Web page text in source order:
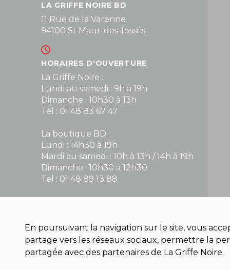
LA GRIFFE NOIRE BD
11 Rue de la Varenne
94100 St Maur-des-fossés
HORAIRES D'OUVERTURE
La Griffe Noire :
Lundi au samedi : 9h à 19h
Dimanche : 10h30 à 13h
Tel : 01 48 83 67 47
La boutique BD :
Lundi : 14h30 à 19h
Mardi au samedi : 10h à 13h / 14h à 19h
Dimanche : 10h30 à 12h30
Tel : 01 48 89 13 88
NOUS CONTACTER
contact@la-griffe-noire.com
En poursuivant la navigation sur le site, vous
partage vers les réseaux sociaux, permettre la
partagée avec des partenaires de La Griffe Noire.